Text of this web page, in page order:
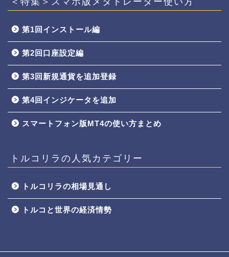
第1回インストール編
第2回口座設定編
第3回新規通貨を追加登録
第4回インジケータを追加
スマートフォン版MT4の使い方まとめ
トルコリラの人気カテゴリー
トルコリラの相場見通し
トルコと世界の経済情勢